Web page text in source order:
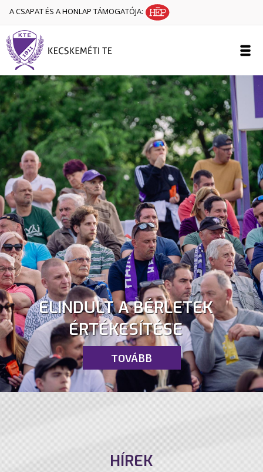
A CSAPAT ÉS A HONLAP TÁMOGATÓJA:
ELINDULT A BÉRLETEK
ÉRTÉKESÍTÉSE
TOVÁBB
HÍREK